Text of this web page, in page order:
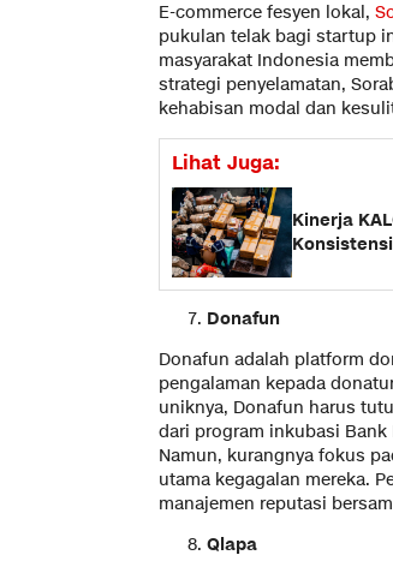
E-commerce fesyen lokal,
pukulan telak bagi startup
masyarakat Indonesia
strategi penyelamatan,
kehabisan modal dan
Lihat Juga:
Kinerja
Donafun
Donafun adalah platform
pengalaman kepada
uniknya, Donafun harus
dari program inkubasi
Namun, kurangnya fokus
utama kegagalan mereka.
manajemen reputasi
Qlapa